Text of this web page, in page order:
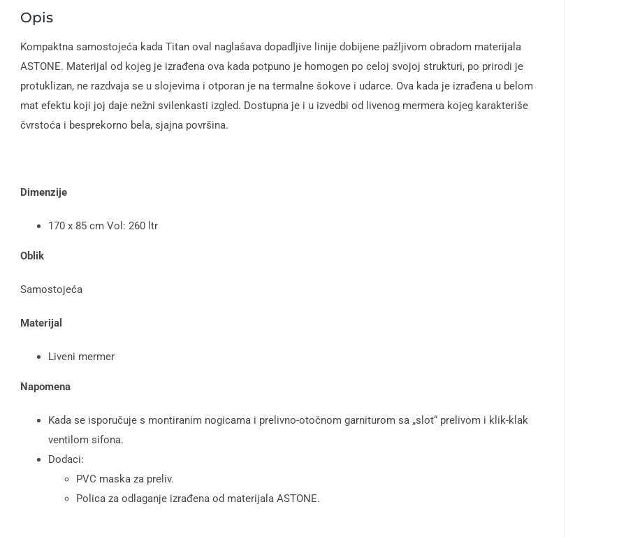
Opis
Kompaktna samostojeća kada Titan oval naglašava dopadljive linije dobijene pažljivom obradom materijala
ASTONE. Materijal od kojeg je izrađena ova kada potpuno je homogen po celoj svojoj strukturi, po prirodi je
protuklizan, ne razdvaja se u slojevima i otporan je na termalne šokove i udarce. Ova kada je izrađena u belom
mat efektu koji joj daje nežni svilenkasti izgled. Dostupna je i u izvedbi od livenog mermera kojeg karakteriše
čvrstoća i besprekorno bela, sjajna površina.
Dimenzije
170 x 85 cm Vol: 260 ltr
Oblik
Samostojeća
Materijal
Liveni mermer
Napomena
Kada se isporučuje s montiranim nogicama i prelivno-otočnom garniturom sa „slot“ prelivom i klik-klak
ventilom sifona.
Dodaci:
PVC maska za preliv.
Polica za odlaganje izrađena od materijala ASTONE.